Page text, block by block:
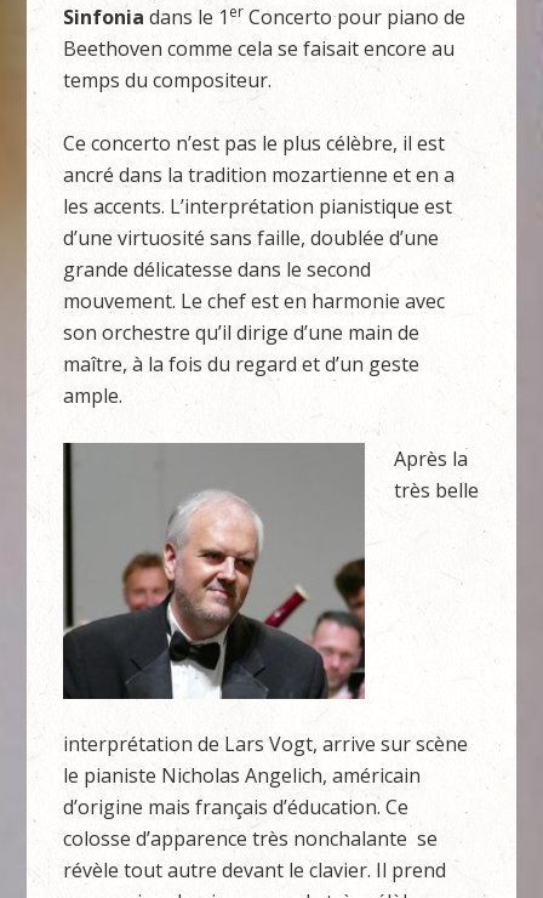
Sinfonia dans le 1 er Concerto pour piano de
Beethoven comme cela se faisait encore au
temps du compositeur.
Ce concerto n’est pas le plus célèbre, il est
ancré dans la tradition mozartienne et en a
les accents. L’interprétation pianistique est
d’une virtuosité sans faille, doublée d’une
grande délicatesse dans le second
mouvement. Le chef est en harmonie avec
son orchestre qu’il dirige d’une main de
maître, à la fois du regard et d’un geste
ample.
Après la
très belle
interprétation de Lars Vogt, arrive sur scène
le pianiste Nicholas Angelich, américain
d’origine mais français d’éducation. Ce
colosse d’apparence très nonchalante se
révèle tout autre devant le clavier. Il prend